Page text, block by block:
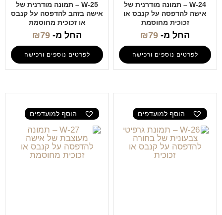
W-24 – תמונה מודרנית של
אישה להדפסה על קנבס או
זכוכית מחוסמת
החל מ- ₪79
לפרטים נוספים ורכישה
W-25 – תמונה מודרנית של
אישה בזהב להדפסה על קנבס
או זכוכית מחוסמת
החל מ- ₪79
לפרטים נוספים ורכישה
הוסף למועדפים הוסף למועדפים